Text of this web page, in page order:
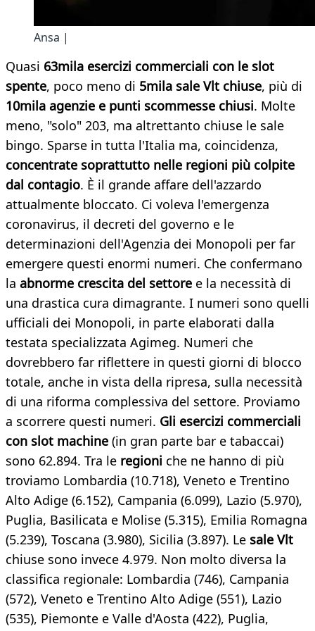
Ansa |
Quasi 63mila esercizi commerciali con le slot
spente, poco meno di 5mila sale Vlt chiuse, più di
10mila agenzie e punti scommesse chiusi. Molte
meno, "solo" 203, ma altrettanto chiuse le sale
bingo. Sparse in tutta l'Italia ma, coincidenza,
concentrate soprattutto nelle regioni più colpite
dal contagio. È il grande affare dell'azzardo
attualmente bloccato. Ci voleva l'emergenza
coronavirus, il decreti del governo e le
determinazioni dell'Agenzia dei Monopoli per far
emergere questi enormi numeri. Che confermano
la abnorme crescita del settore e la necessità di
una drastica cura dimagrante. I numeri sono quelli
ufficiali dei Monopoli, in parte elaborati dalla
testata specializzata Agimeg. Numeri che
dovrebbero far riflettere in questi giorni di blocco
totale, anche in vista della ripresa, sulla necessità
di una riforma complessiva del settore. Proviamo
a scorrere questi numeri. Gli esercizi commerciali
con slot machine (in gran parte bar e tabaccai)
sono 62.894. Tra le regioni che ne hanno di più
troviamo Lombardia (10.718), Veneto e Trentino
Alto Adige (6.152), Campania (6.099), Lazio (5.970),
Puglia, Basilicata e Molise (5.315), Emilia Romagna
(5.239), Toscana (3.980), Sicilia (3.897). Le sale Vlt
chiuse sono invece 4.979. Non molto diversa la
classifica regionale: Lombardia (746), Campania
(572), Veneto e Trentino Alto Adige (551), Lazio
(535), Piemonte e Valle d'Aosta (422), Puglia,